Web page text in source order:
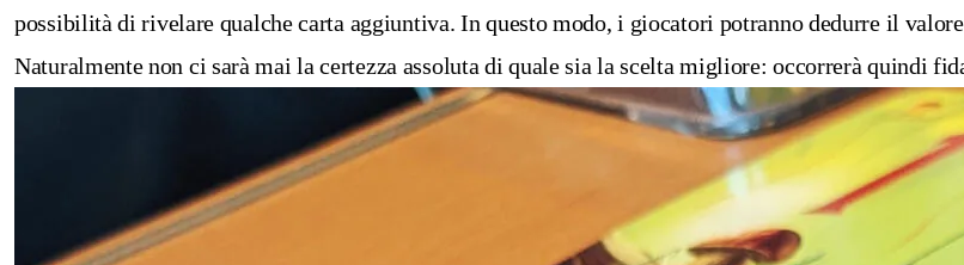
possibilità di rivelare qualche carta aggiuntiva. In questo modo, i giocatori potranno dedurre il
Naturalmente non ci sarà mai la certezza assoluta di quale sia la scelta migliore: occorrerà quindi